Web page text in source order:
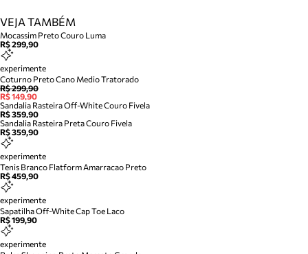
VEJA TAMBÉM
Mocassim Preto Couro Luma
R$ 299,90
experimente
Coturno Preto Cano Medio Tratorado
R$ 299,90
R$ 149,90
Sandalia Rasteira Off-White Couro Fivela
R$ 359,90
Sandalia Rasteira Preta Couro Fivela
R$ 359,90
experimente
Tenis Branco Flatform Amarracao Preto
R$ 459,90
experimente
Sapatilha Off-White Cap Toe Laco
R$ 199,90
experimente